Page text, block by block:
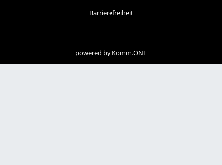
Barrierefreiheit
powered by Komm.ONE